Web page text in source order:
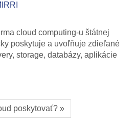
cloud computing-u štátnej
poskytuje a uvoľňuje zdieľané
storage, databázy, aplikácie
poskytovať? »